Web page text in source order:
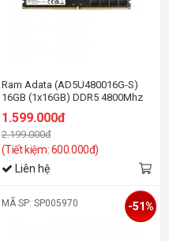
Ram Adata (AD5U480016G-S)
16GB (1x16GB) DDR5 4800Mhz
1.599.000đ
2.199.000đ
(Tiết kiệm: 600.000đ)
Liên hệ
MÃ SP: SP005970 -51%